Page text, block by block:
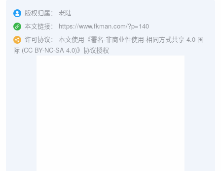
版权归属：
老陆
本文链接：
https://www.fkman.com/?p=140
许可协议：
本文使用《署名-非商业性使用-相同方式共享 4.0 国
际 (CC BY-NC-SA 4.0)》协议授权